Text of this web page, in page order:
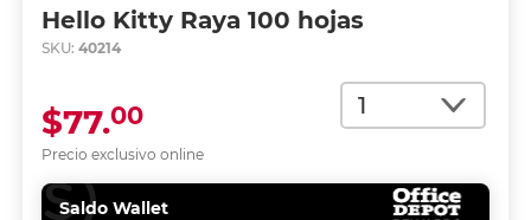
Hello Kitty Raya 100 hojas
SKU: 40214
Cantidad
Precio exclusivo online
$77.00
Saldo Wallet